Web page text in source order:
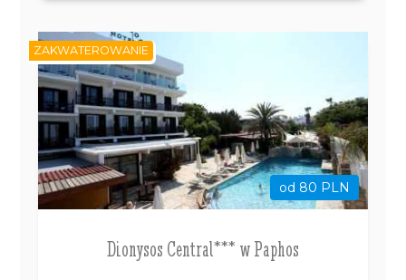
od 80 PLN
Dionysos Central*** w Paphos
ZAKWATEROWANIE